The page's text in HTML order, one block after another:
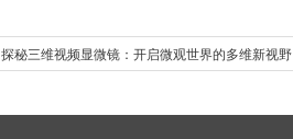
探秘三维视频显微镜：开启微观世界的多维新视野